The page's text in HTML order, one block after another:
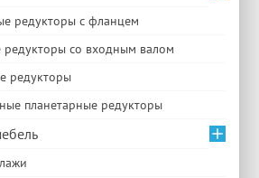
редукторы с фланцем
редукторы со входным валом
редукторы
планетарные редукторы